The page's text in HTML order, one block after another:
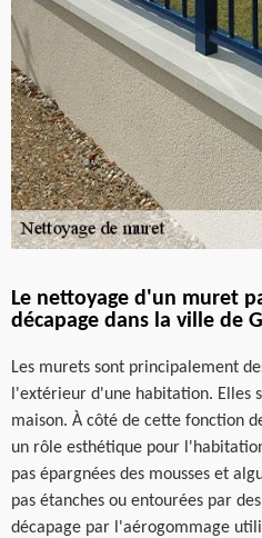
Le nettoyage d'un muret
décapage dans la ville de
Les murets sont principalement
l'extérieur d'une habitation. Elles
maison. À côté de cette fonction
un rôle esthétique pour
pas épargnées des mousses et
pas étanches ou entourées par
décapage par l'aérogommage